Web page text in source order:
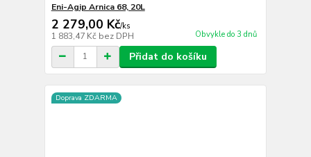
Eni-Agip Arnica 68, 20L
2 279,00 Kč/ks
1 883,47 Kč bez DPH Obvykle do 3 dnů
Přidat do košíku
Doprava ZDARMA